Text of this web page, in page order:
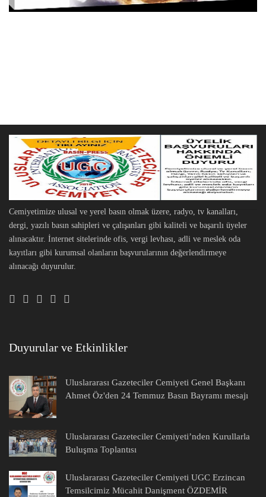
Cemiyetimize ulusal ve yerel basın olmak üzere, radyo, tv kanalları,
dergi, yazılı basın sahipleri ve çalışanları gibi kaliteli ve başarılı üyeler
alınacaktır. İnternet sitelerinde ofis, vergi levhası, adli ve meslek oda
kayıtları gibi kurumsal olanların başvurularının değerlendirmeye
alınacağı duyurulur.
Duyurular ve Etkinlikler
Uluslararası Gazeteciler Cemiyeti Genel Başkanı
Ahmet Öz'den 24 Temmuz Basın Bayramı mesajı
Uluslararası Gazeteciler Cemiyeti’nden Kurullarla
Buluşma Toplantısı
Uluslararası Gazeteciler Cemiyeti UGC Erzincan
Temsilcimiz Mücahit Danişment ÖZDEMİR